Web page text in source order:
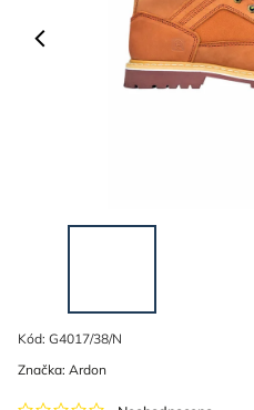
Kód: G4017/38/N
Značka: Ardon